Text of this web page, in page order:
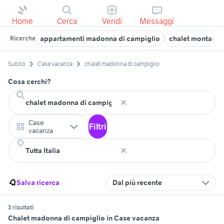
Home Cerca Vendi Messaggi
Ricerche appartamenti madonna di campiglio chalet
Subito Case vacanza chalet madonna di campiglio
Cosa cerchi?
Case
vacanza
Filtri
Salva ricerca Dal più recente
3 risultati
Chalet madonna di campiglio in Case vacanza